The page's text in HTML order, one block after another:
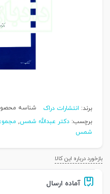
برند: انتشارات دراک شناسه
برچسب: دکتر عبدالله شمس,
شمس
بازخورد درباره این کالا
آماده ارسال